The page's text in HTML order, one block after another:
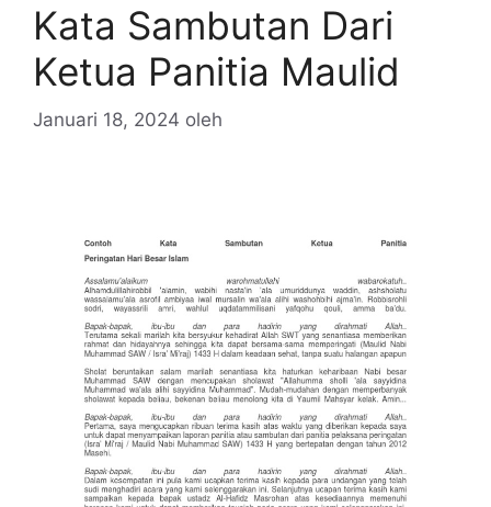
Kata Sambutan Dari
Ketua Panitia Maulid
Januari 18, 2024 oleh